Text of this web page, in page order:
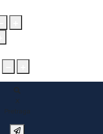
X
Pretraga